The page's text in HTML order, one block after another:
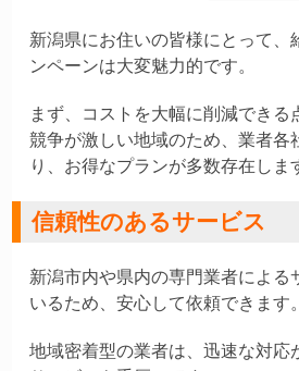
新潟県にお住いの皆様にとって、
ンペーンは大変魅力的です。
まず、コストを大幅に削減できる
競争が激しい地域のため、業者各
り、お得なプランが多数存在しま
信頼性のあるサービス
新潟市内や県内の専門業者による
いるため、安心して依頼できます。
地域密着型の業者は、迅速な対応